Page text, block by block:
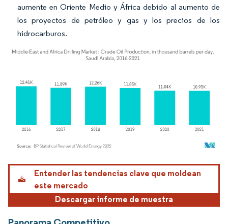
aumente en Oriente Medio y África debido al aumento de
los proyectos de petróleo y gas y los precios de los
hidrocarburos.
Imagen © Mordor Intelligence. El uso requiere atribución según CC BY 4.0.
Entender las tendencias clave que moldean
este mercado
Descargar informe de muestra